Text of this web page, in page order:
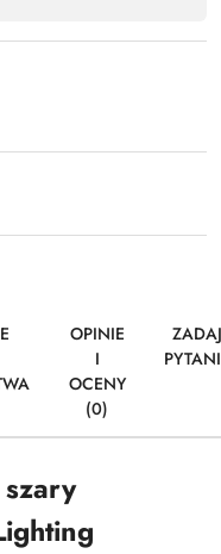
OPINIE
I
OCENY
(0)